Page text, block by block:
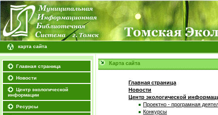
карта сайта
Главная страница
Новости
Центр экологической
информации
Ресурсы
Карта сайта
Главная страница
Новости
Центр экологической
Проектно - програмная
Конкурсы